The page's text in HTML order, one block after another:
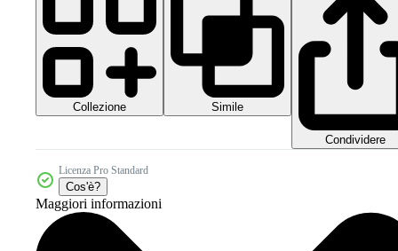
Collezione Simile
Condividere
Licenza Pro Standard
Cos'è?
Maggiori informazioni